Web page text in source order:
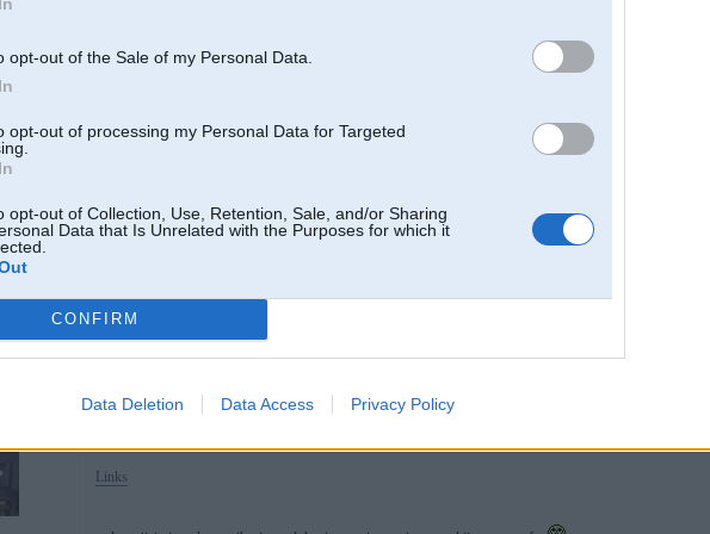
opt-out of the Sale of my Personal Data.
opt-out of processing my Personal Data for Targeted
opt-out of Collection, Use, Retention, Sale, and/or Sharing
Data that Is Unrelated with the Purposes for which it
CONFIRM
Data Deletion Data Access Privacy Policy
scenaarijs jau tas pats gandriizvai. ne???
es arī gribētu lai mani apsargā 40 jaunavas
24. Mar 2011, 20:01
Links